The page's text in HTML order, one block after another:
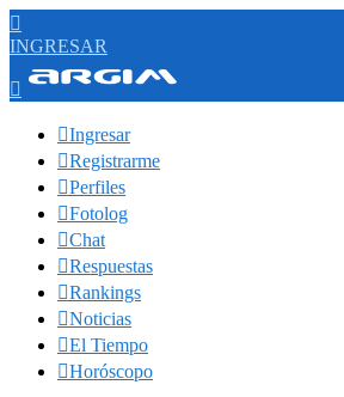

INGRESAR

Ingresar
Registrarme
Perfiles
Fotolog
Chat
Respuestas
Rankings
Noticias
El Tiempo
Horóscopo